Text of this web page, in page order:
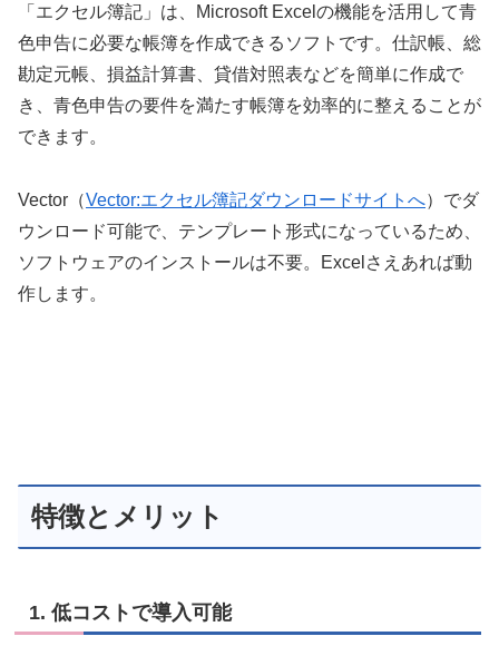
「エクセル簿記」は、Microsoft Excelの機能を活用して青
色申告に必要な帳簿を作成できるソフトです。仕訳帳、総
勘定元帳、損益計算書、貸借対照表などを簡単に作成で
き、青色申告の要件を満たす帳簿を効率的に整えることが
できます。
Vector（Vector:エクセル簿記ダウンロードサイトへ）でダ
ウンロード可能で、テンプレート形式になっているため、
ソフトウェアのインストールは不要。Excelさえあれば動
作します。
特徴とメリット
1. 低コストで導入可能